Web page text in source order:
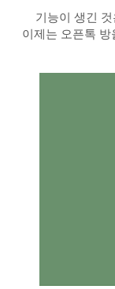
기능이 생긴
이제는 오픈톡